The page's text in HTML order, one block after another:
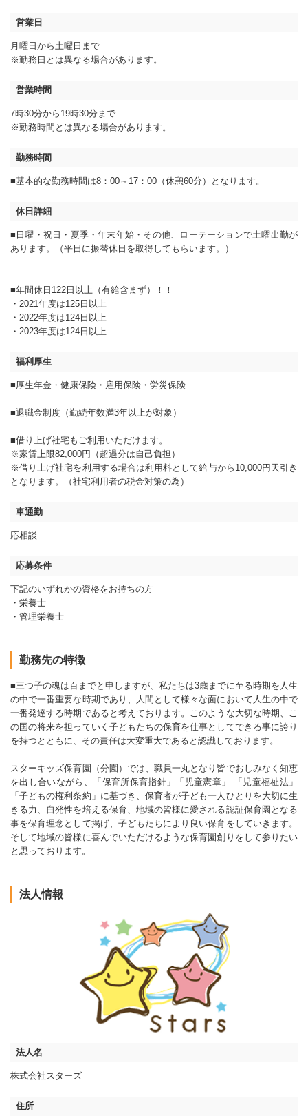
営業日
月曜日から土曜日まで
※勤務日とは異なる場合があります。
営業時間
7時30分から19時30分まで
※勤務時間とは異なる場合があります。
勤務時間
■基本的な勤務時間は8：00～17：00（休憩60分）となります。
休日詳細
■日曜・祝日・夏季・年末年始・その他、ローテーションで土曜出勤が
あります。（平日に振替休日を取得してもらいます。）
■年間休日122日以上（有給含まず）！！
・2021年度は125日以上
・2022年度は124日以上
・2023年度は124日以上
福利厚生
■厚生年金・健康保険・雇用保険・労災保険
■退職金制度（勤続年数満3年以上が対象）
■借り上げ社宅もご利用いただけます。
※家賃上限82,000円（超過分は自己負担）
※借り上げ社宅を利用する場合は利用料として給与から10,000円天引き
となります。（社宅利用者の税金対策の為）
車通勤
応相談
応募条件
下記のいずれかの資格をお持ちの方
・栄養士
・管理栄養士
勤務先の特徴
■三つ子の魂は百までと申しますが、私たちは3歳までに至る時期を人生
の中で一番重要な時期であり、人間として様々な面において人生の中で
一番発達する時期であると考えております。このような大切な時期、こ
の国の将来を担っていく子どもたちの保育を仕事としてできる事に誇り
を持つとともに、その責任は大変重大であると認識しております。
スターキッズ保育園（分園）では、職員一丸となり皆でおしみなく知恵
を出し合いながら、「保育所保育指針」「児童憲章」 「児童福祉法」
「子どもの権利条約」に基づき、保育者が子ども一人ひとりを大切に生
きる力、自発性を培える保育、地域の皆様に愛される認証保育園となる
事を保育理念として掲げ、子どもたちにより良い保育をしていきます。
そして地域の皆様に喜んでいただけるような保育園創りをして参りたい
と思っております。
法人情報
法人名
株式会社スターズ
住所